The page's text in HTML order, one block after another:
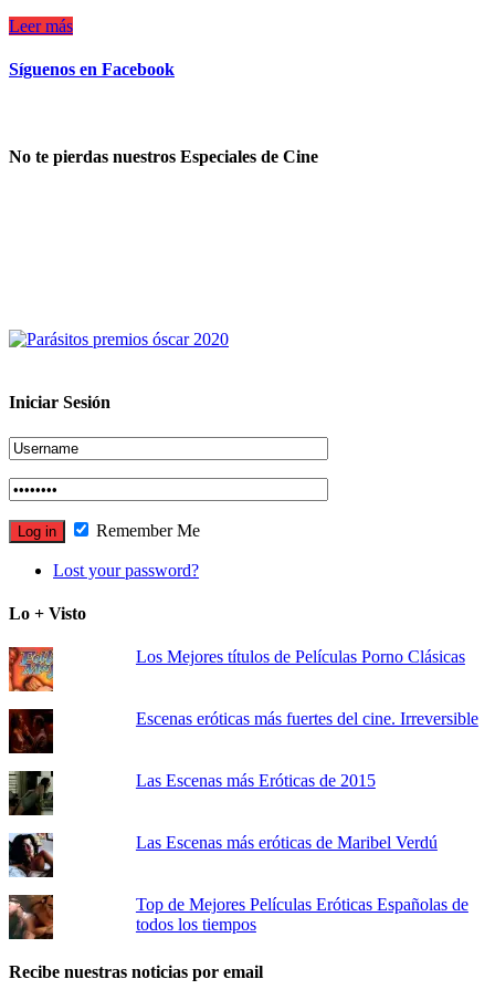
Leer más
Síguenos en Facebook
No te pierdas nuestros Especiales de Cine
Iniciar Sesión
Remember Me
Lost your password?
Lo + Visto
Los Mejores títulos de Películas Porno Clásicas
Escenas eróticas más fuertes del cine. Irreversible
Las Escenas más Eróticas de 2015
Las Escenas más eróticas de Maribel Verdú
Top de Mejores Películas Eróticas Españolas de
todos los tiempos
Recibe nuestras noticias por email